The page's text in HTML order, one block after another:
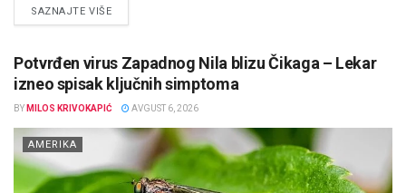
SAZNAJTE VIŠEDETAILS
Potvrđen virus Zapadnog Nila blizu Čikaga – Lekar
izneo spisak ključnih simptoma
BY MILOS KRIVOKAPIĆ AVGUST 6, 2026
AMERIKA